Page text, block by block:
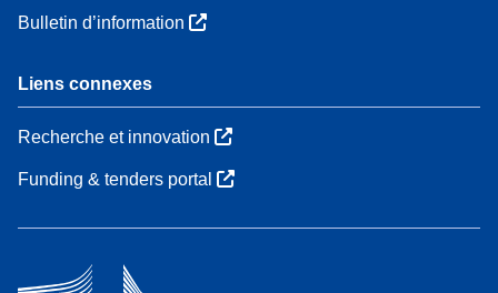
Bulletin d’information
Liens connexes
Recherche et innovation
Funding & tenders portal